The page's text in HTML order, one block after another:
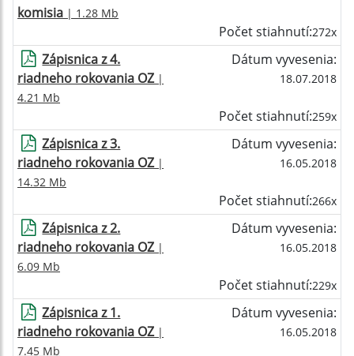
komisia | 1.28 Mb
Počet stiahnutí:272x
Zápisnica z 4.
riadneho rokovania OZ|
4.21 Mb
Dátum vyvesenia:
18.07.2018
Počet stiahnutí:259x
Zápisnica z 3.
riadneho rokovania OZ|
14.32 Mb
Dátum vyvesenia:
16.05.2018
Počet stiahnutí:266x
Zápisnica z 2.
riadneho rokovania OZ|
6.09 Mb
Dátum vyvesenia:
16.05.2018
Počet stiahnutí:229x
Zápisnica z 1.
riadneho rokovania OZ|
7.45 Mb
Dátum vyvesenia:
16.05.2018